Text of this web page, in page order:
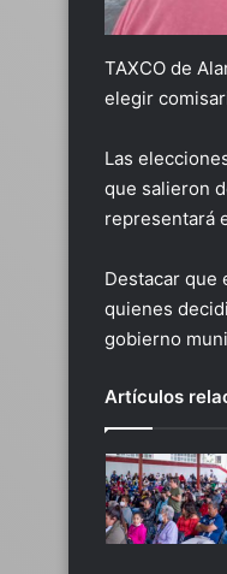
TAXCO de
elegir
Las
que salieron
representará
Destacar que
quienes
gobierno
Artículos